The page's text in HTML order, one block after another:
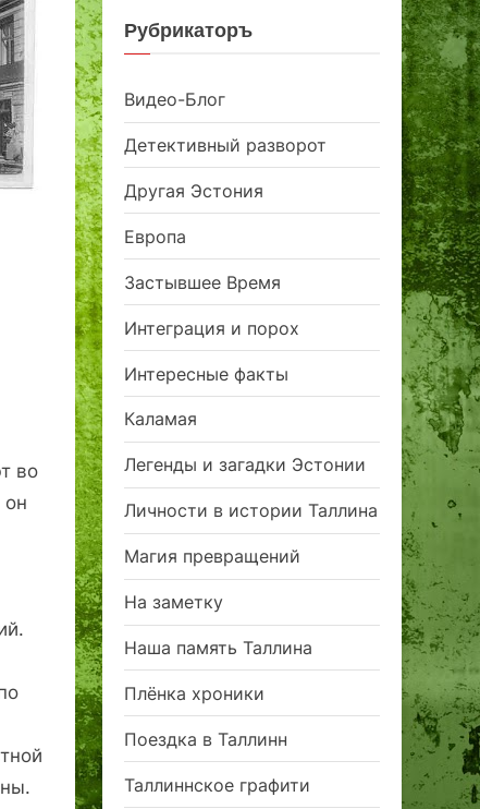
во
он
Рубрикаторъ
Видео-Блог
Детективный разворот
Другая Эстония
Европа
Застывшее Время
Интеграция и порох
Интересные факты
Каламая
Легенды и загадки Эстонии
Личности в истории Таллина
Магия превращений
На заметку
Наша память Таллина
Плёнка хроники
Поездка в Таллинн
Таллиннское графити